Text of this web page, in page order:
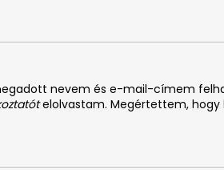
nevem és e-mail-címem
elolvastam. Megértettem, hogy